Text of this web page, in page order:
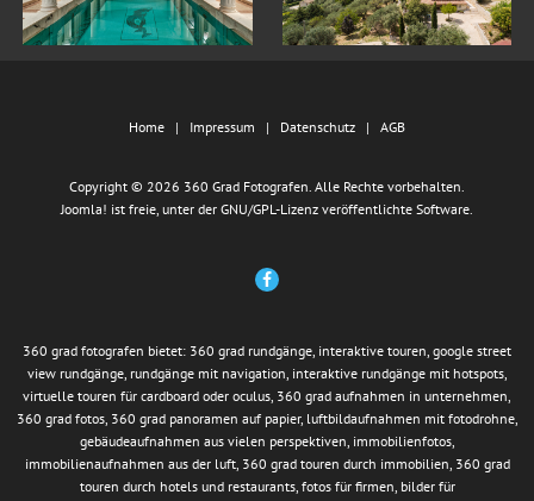
Home Impressum Datenschutz AGB
Copyright © 2026 360 Grad Fotografen. Alle Rechte vorbehalten.
Joomla! ist freie, unter der GNU/GPL-Lizenz veröffentlichte Software.
360 grad fotografen bietet: 360 grad rundgänge, interaktive touren, google street
view rundgänge, rundgänge mit navigation, interaktive rundgänge mit hotspots,
virtuelle touren für cardboard oder oculus, 360 grad aufnahmen in unternehmen,
360 grad fotos, 360 grad panoramen auf papier, luftbildaufnahmen mit fotodrohne,
gebäudeaufnahmen aus vielen perspektiven, immobilienfotos,
immobilienaufnahmen aus der luft, 360 grad touren durch immobilien, 360 grad
touren durch hotels und restaurants, fotos für firmen, bilder für